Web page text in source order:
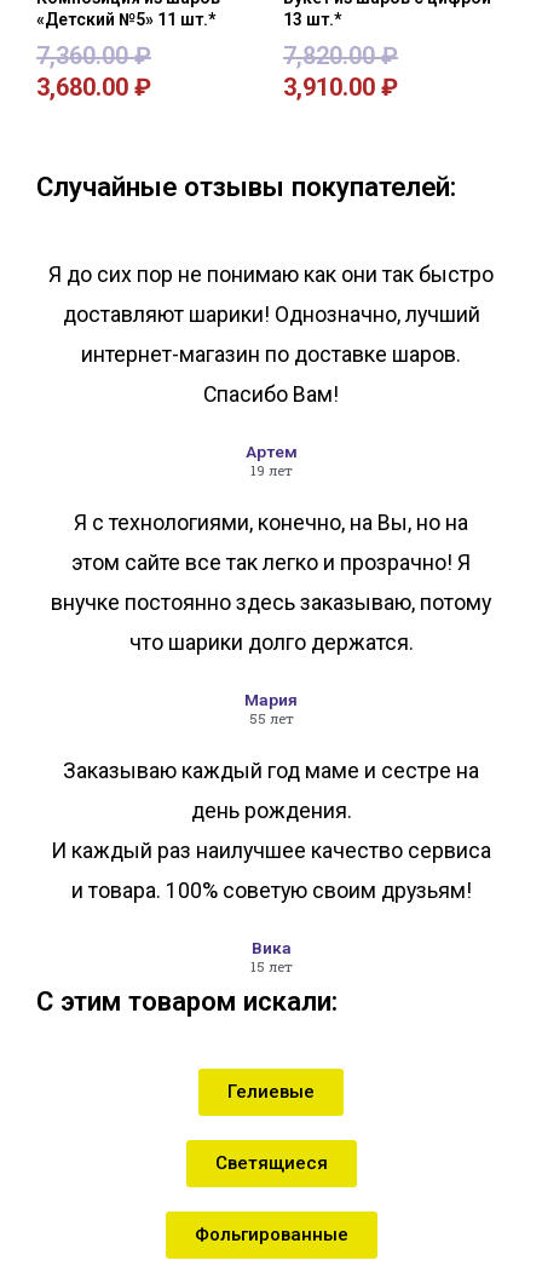
«Детский №5» 11 шт.*
7,360.00₽
3,680.00 ₽
13 шт.*
7,820.00₽
3,910.00 ₽
Случайные отзывы покупателей:
Я до сих пор не понимаю как они так быстро
доставляют шарики! Однозначно, лучший
интернет-магазин по доставке шаров.
Спасибо Вам!
Артем
19 лет
Я с технологиями, конечно, на Вы, но на
этом сайте все так легко и прозрачно! Я
внучке постоянно здесь заказываю, потому
что шарики долго держатся.
Мария
55 лет
Заказываю каждый год маме и сестре на
день рождения.
И каждый раз наилучшее качество сервиса
и товара. 100% советую своим друзьям!
Вика
15 лет
С этим товаром искали:
Гелиевые
Светящиеся
Фольгированные